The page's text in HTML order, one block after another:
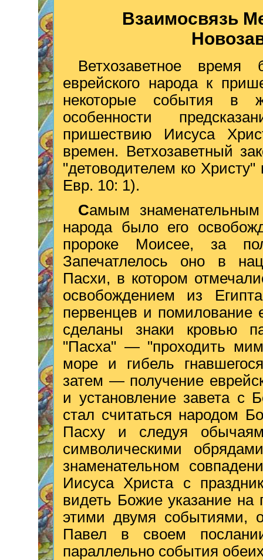
Взаимосвязь
Ветхозаветное
еврейского народа к
некоторые события в
особенности
пришествию Иисуса
времен. Ветхозаветный
"детоводителем ко
Евр. 10: 1).
Самым
народа было его
пророке Моисее, за
Запечатлелось оно в
Пасхи, в котором
освобождением из
первенцев и помилование
сделаны знаки кровью
"Пасха" — "проходить
море и гибель
затем — получение
и установление завета с
стал считаться народом
Пасху и следуя
символическими
знаменательном
Иисуса Христа с
видеть Божие указание
этими двумя событиями,
Павел в своем
параллельно события